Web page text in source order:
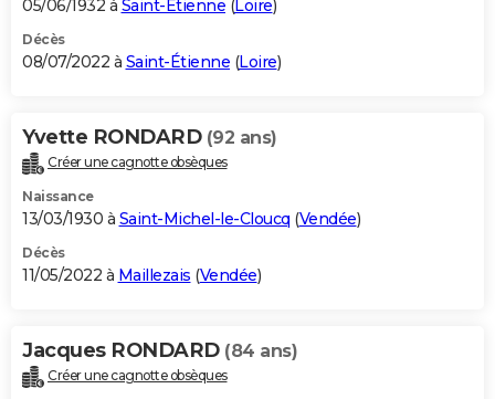
05/06/1932 à Saint-Étienne (Loire)
Décès
08/07/2022 à Saint-Étienne (Loire)
Yvette RONDARD (92 ans)
Créer une cagnotte obsèques
Naissance
13/03/1930 à Saint-Michel-le-Cloucq (Vendée)
Décès
11/05/2022 à Maillezais (Vendée)
Jacques RONDARD (84 ans)
Créer une cagnotte obsèques